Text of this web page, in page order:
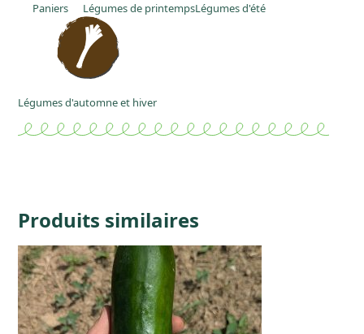
Paniers Légumes de printempsLégumes d'été
Légumes d'automne et hiver
Produits similaires